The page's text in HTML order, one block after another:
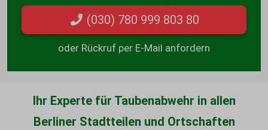
(030) 780 999 803 80
oder Rückruf per E-Mail anfordern
Ihr Experte für Taubenabwehr in allen
Berliner Stadtteilen und Ortschaften